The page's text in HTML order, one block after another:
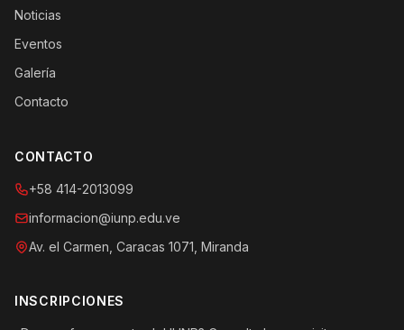
Noticias
Eventos
Galería
Contacto
CONTACTO
+58 414-2013099
informacion@iunp.edu.ve
Av. el Carmen, Caracas 1071, Miranda
INSCRIPCIONES